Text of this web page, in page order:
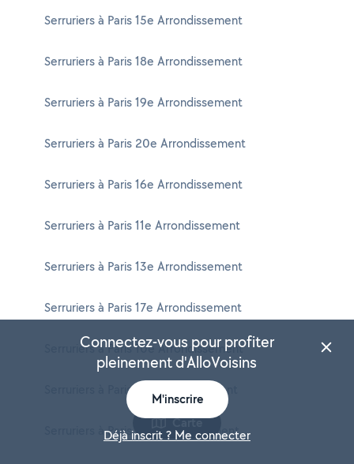
Serruriers à Paris 15e Arrondissement
Serruriers à Paris 18e Arrondissement
Serruriers à Paris 19e Arrondissement
Serruriers à Paris 20e Arrondissement
Serruriers à Paris 16e Arrondissement
Serruriers à Paris 11e Arrondissement
Serruriers à Paris 13e Arrondissement
Serruriers à Paris 17e Arrondissement
Serruriers à Paris 10e Arrondissement
Serruriers à Paris 3e Arrondissement
Serruriers à Paris 1er Arrondissement
Carte
Connectez-vous pour profiter
pleinement d'AlloVoisins
M'inscrire
Déjà inscrit ? Me connecter